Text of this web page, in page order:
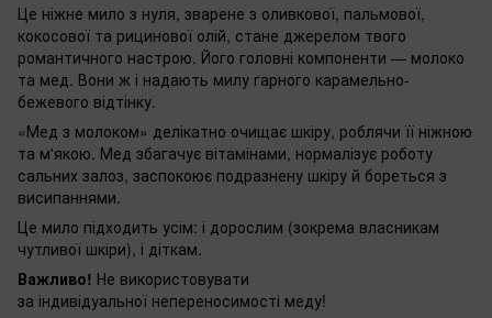
Це ніжне мило з нуля, зварене з оливкової, пальмової,
кокосової та рицинової олій, стане джерелом твого
романтичного настрою. Його головні компоненти — молоко
та мед. Вони ж і надають милу гарного карамельно-
бежевого відтінку.
«Мед з молоком» делікатно очищає шкіру, роблячи її ніжною
та м'якою. Мед збагачує вітамінами, нормалізує роботу
сальних залоз, заспокоює подразнену шкіру й бореться з
висипаннями.
Це мило підходить усім: і дорослим (зокрема власникам
чутливої ​​шкіри), і діткам.
Важливо! Не використовувати
за індивідуальної непереносимості меду!